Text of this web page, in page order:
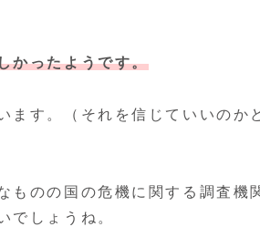
かったようです。
ます。（それを信じていいのか
ものの国の危機に関する調査機
でしょうね。